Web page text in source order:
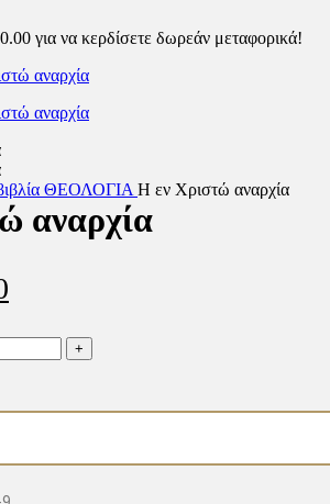
για να κερδίσετε δωρεάν μεταφορικά!
ΘΕΟΛΟΓΙΑ Η εν Χριστώ αναρχία
αναρχία
τιμή